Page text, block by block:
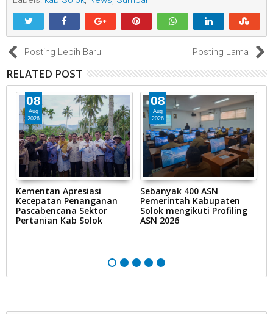
Posting Lebih Baru Posting Lama
RELATED POST
08
Aug
2026
Kementan Apresiasi
Kecepatan Penanganan
Pascabencana Sektor
Pertanian Kab Solok
08
Aug
2026
Sebanyak 400 ASN
Pemerintah Kabupaten
Solok mengikuti Profiling
ASN 2026